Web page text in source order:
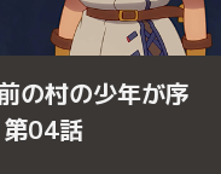
の村の少年が序
04話